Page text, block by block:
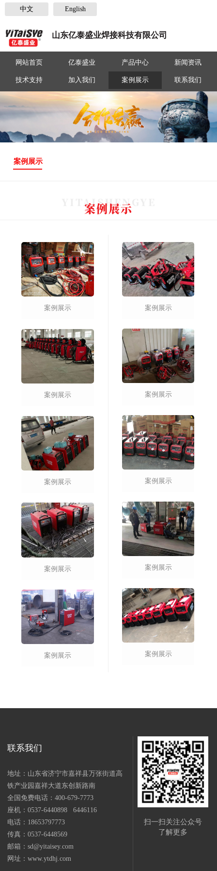
中文 English
山东亿泰盛业焊接科技有限公司
网站首页 亿泰盛业 产品中心 新闻资讯
技术支持 加入我们 案例展示 联系我们
案例展示
YITAISHENGYE
案例展示
案例展示
案例展示
案例展示
案例展示
案例展示
案例展示
案例展示
案例展示
案例展示
案例展示
联系我们
地址：山东省济宁市嘉祥县万张街道高
铁产业园嘉祥大道东创新路南
全国免费电话：400-679-7773
座机：0537-6440898 6446116
电话：18653797773
传真：0537-6448569
邮箱：sd@yitaisey.com
网址：www.ytdhj.com
扫一扫关注公众号
了解更多